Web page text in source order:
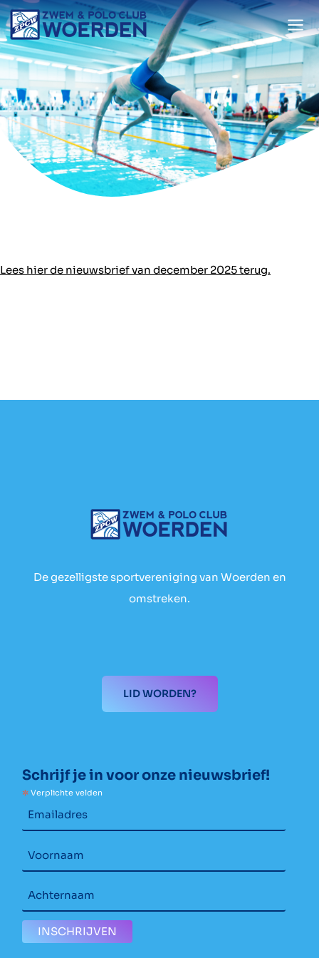
Doorgaan
naar
inhoud
Lees hier de nieuwsbrief van december 2025 terug.
De gezelligste sportvereniging van Woerden en
omstreken.
LID WORDEN?
Schrijf je in voor onze nieuwsbrief!
* Verplichte velden